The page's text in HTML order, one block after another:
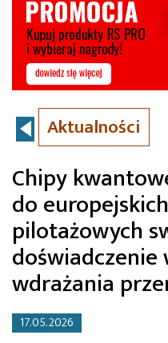
Aktualności
Chipy
do
pilotażowych
doświadczenie
wdrażania
17.05.2026